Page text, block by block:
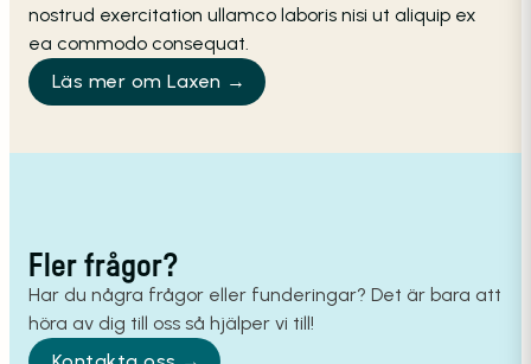
nostrud exercitation ullamco laboris nisi ut aliquip ex
ea commodo consequat.
Läs mer om Laxen →
Fler frågor?
Har du några frågor eller funderingar? Det är bara att
höra av dig till oss så hjälper vi till!